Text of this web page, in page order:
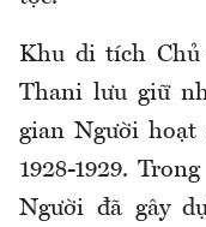
Khu di tích
Thani lưu giữ
gian Người
1928-1929.
Người đã gây